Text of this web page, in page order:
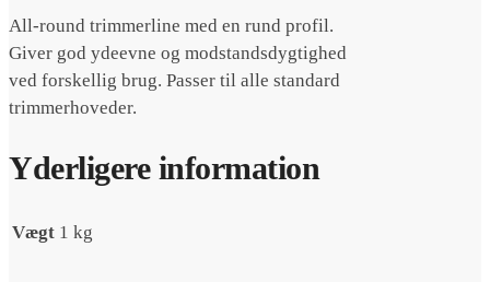
All-round trimmerline med en rund profil.
Giver god ydeevne og modstandsdygtighed
ved forskellig brug. Passer til alle standard
trimmerhoveder.
Yderligere information
Vægt 1 kg